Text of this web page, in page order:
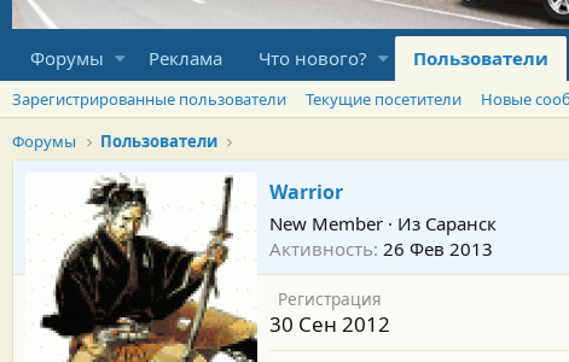
Форумы Реклама Что нового? Пользователи
Зарегистрированные пользователи Текущие посетители Новые
Форумы
Пользователи
Warrior
New Member · Из Саранск
Активность 26 Фев 2013
Регистрация
30 Сен 2012